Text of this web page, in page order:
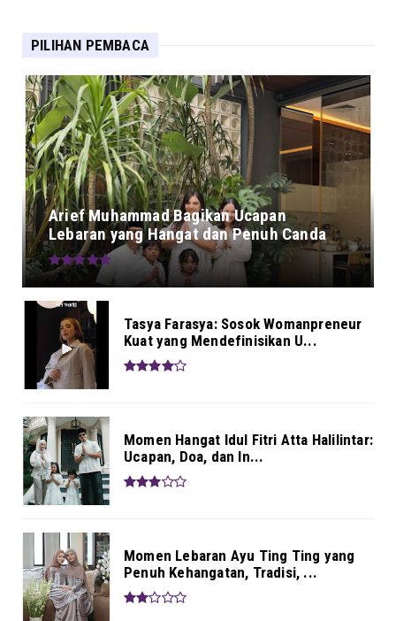
PILIHAN PEMBACA
Arief Muhammad Bagikan Ucapan
Lebaran yang Hangat dan Penuh Canda
Tasya Farasya: Sosok Womanpreneur
Kuat yang Mendefinisikan U...
Momen Hangat Idul Fitri Atta Halilintar:
Ucapan, Doa, dan In...
Momen Lebaran Ayu Ting Ting yang
Penuh Kehangatan, Tradisi, ...